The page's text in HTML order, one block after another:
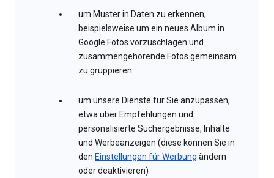
um Muster in Daten zu erkennen,
beispielsweise um ein neues Album in
Google Fotos vorzuschlagen und
zusammengehörende Fotos gemeinsam
zu gruppieren
um unsere Dienste für Sie anzupassen,
etwa über Empfehlungen und
personalisierte Suchergebnisse, Inhalte
und Werbeanzeigen (diese können Sie in
den Einstellungen für Werbung ändern
oder deaktivieren)